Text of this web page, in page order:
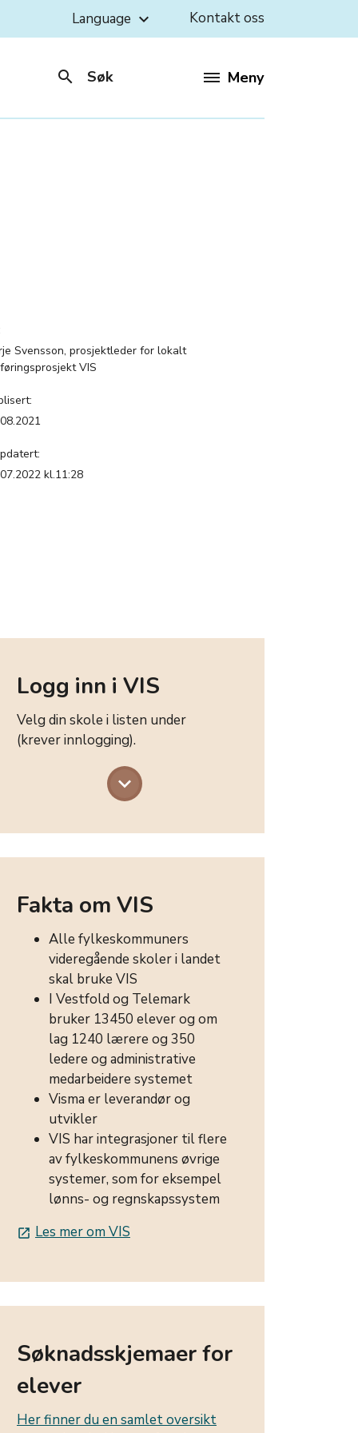
Language keyboard_arrow_down Kontakt oss
search Søk Meny
Svensson, prosjektleder for lokalt
VIS
kl.11:28
Logg inn i VIS
Velg din skole i listen under
(krever innlogging).
keyboard_arrow_down
Fakta om VIS
Alle fylkeskommuners
videregående skoler i landet
skal bruke VIS
I Vestfold og Telemark
bruker 13450 elever og om
lag 1240 lærere og 350
ledere og administrative
medarbeidere systemet
Visma er leverandør og
utvikler
VIS har integrasjoner til flere
av fylkeskommunens øvrige
systemer, som for eksempel
lønns- og regnskapssystem
launch Les mer om VIS
Søknadsskjemaer for
elever
Her finner du en samlet oversikt